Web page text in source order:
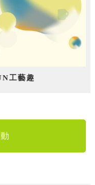
工藝趣